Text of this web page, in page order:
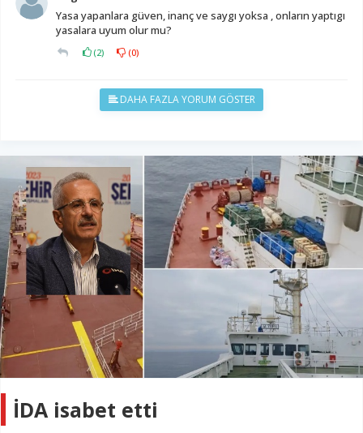
Yasa yapanlara güven, inanç ve saygı yoksa , onların yaptıgı
yasalara uyum olur mu?
(2) (0)
DAHA FAZLA YORUM GÖSTER
İDA isabet etti